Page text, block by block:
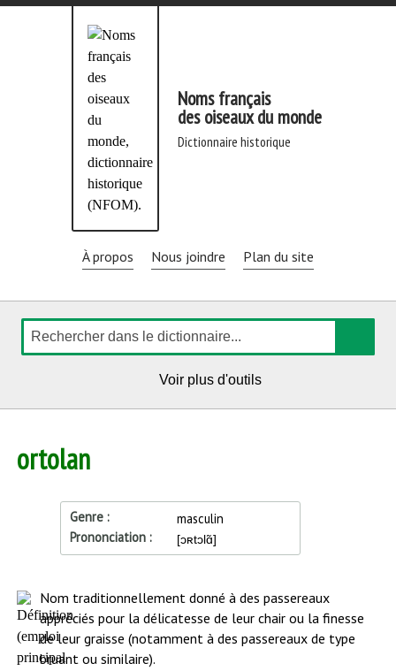
Aller
Noms français
des oiseaux du monde
dictionnaire historique
À propos Nous joindre Plan du site
Rechercher
Voir plus d'outilsde
ortolan
Genre
masculin
Prononciation
[ɔʀtɔlɑ̃]
Début
de
l'article
Nom traditionnellement donné à des passereaux
appréciés pour la délicatesse de leur chair ou la finesse
de leur graisse (notamment à des passereaux de type
bruant ou similaire).